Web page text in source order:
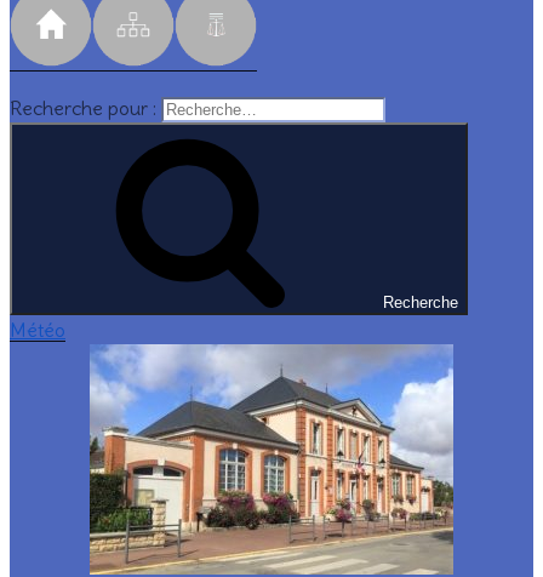
Recherche pour :
Recherche
Météo